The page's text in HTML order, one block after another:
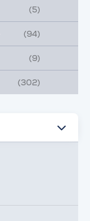
(5)
(94)
(9)
(302)